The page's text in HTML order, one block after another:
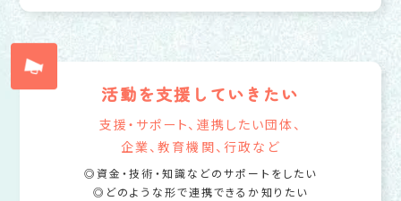
活動を支援していきたい
支援・サポート、連携したい団体、
企業、教育機関、行政など
資金・技術・知識などのサポートをしたい
どのような形で連携できるか知りたい